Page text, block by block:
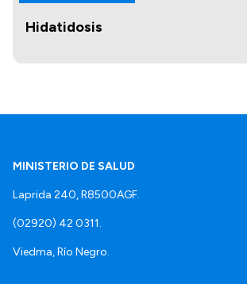
Hidatidosis
MINISTERIO DE SALUD
Laprida 240, R8500AGF.
(02920) 42 0311.
Viedma, Río Negro.